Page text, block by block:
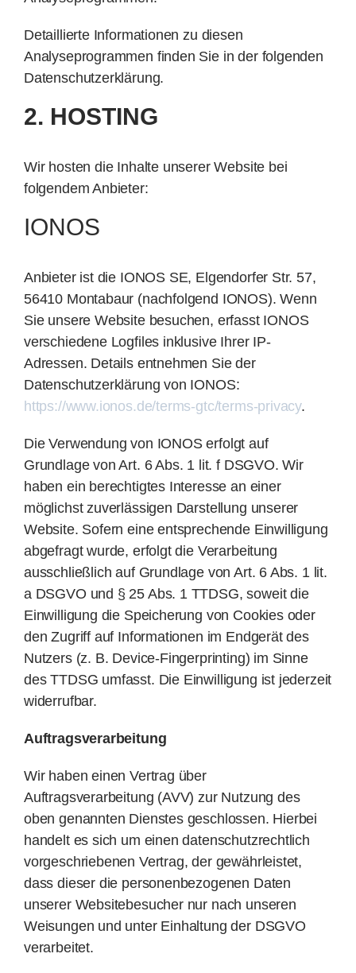
Detaillierte Informationen zu diesen
Analyseprogrammen finden Sie in der folgenden
Datenschutzerklärung.
2. HOSTING
Wir hosten die Inhalte unserer Website bei
folgendem Anbieter:
IONOS
Anbieter ist die IONOS SE, Elgendorfer Str. 57,
56410 Montabaur (nachfolgend IONOS). Wenn
Sie unsere Website besuchen, erfasst IONOS
verschiedene Logfiles inklusive Ihrer IP-
Adressen. Details entnehmen Sie der
Datenschutzerklärung von IONOS:
https://www.ionos.de/terms-gtc/terms-privacy.
Die Verwendung von IONOS erfolgt auf
Grundlage von Art. 6 Abs. 1 lit. f DSGVO. Wir
haben ein berechtigtes Interesse an einer
möglichst zuverlässigen Darstellung unserer
Website. Sofern eine entsprechende Einwilligung
abgefragt wurde, erfolgt die Verarbeitung
ausschließlich auf Grundlage von Art. 6 Abs. 1 lit.
a DSGVO und § 25 Abs. 1 TTDSG, soweit die
Einwilligung die Speicherung von Cookies oder
den Zugriff auf Informationen im Endgerät des
Nutzers (z. B. Device-Fingerprinting) im Sinne
des TTDSG umfasst. Die Einwilligung ist jederzeit
widerrufbar.
Auftragsverarbeitung
Wir haben einen Vertrag über
Auftragsverarbeitung (AVV) zur Nutzung des
oben genannten Dienstes geschlossen. Hierbei
handelt es sich um einen datenschutzrechtlich
vorgeschriebenen Vertrag, der gewährleistet,
dass dieser die personenbezogenen Daten
unserer Websitebesucher nur nach unseren
Weisungen und unter Einhaltung der DSGVO
verarbeitet.